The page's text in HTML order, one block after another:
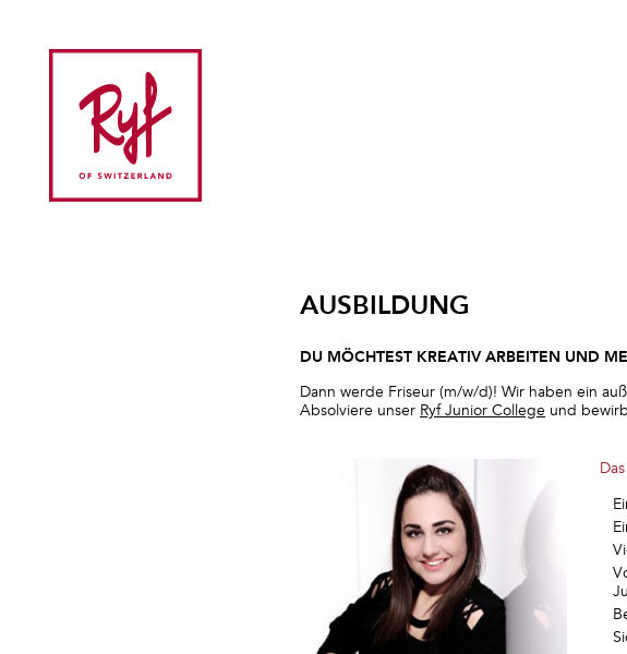
AUSBILDUNG
DU MÖCHTEST KREATIV ARBEITEN UND
Dann werde Friseur (m/w/d)! Wir haben ein
Absolviere unser Ryf Junior College und